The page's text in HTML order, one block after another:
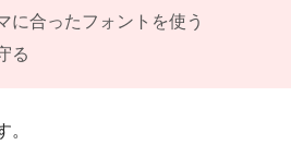
合ったフォントを使う
る
。